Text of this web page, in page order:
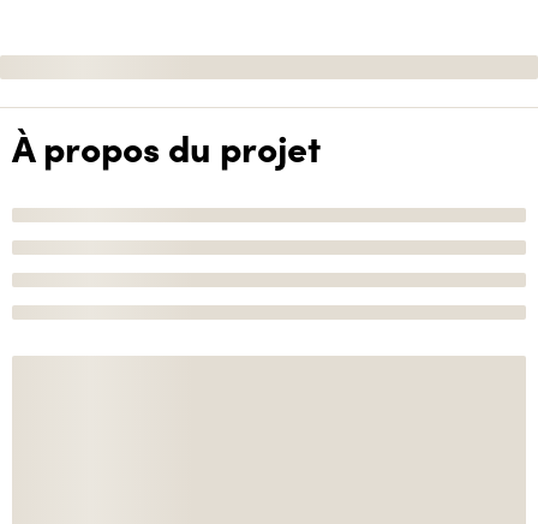
À propos du projet